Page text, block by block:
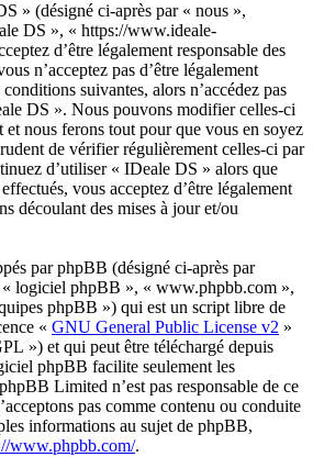
» (désigné ci-après par « nous »,
DS », « https://www.ideale-
d’être légalement responsable des
n’acceptez pas d’être légalement
suivantes, alors n’accédez pas
DS ». Nous pouvons modifier celles-ci
et nous ferons tout pour que vous en soyez
de vérifier régulièrement celles-ci par
d’utiliser « IDeale DS » alors que
vous acceptez d’être légalement
découlant des mises à jour et/ou
par phpBB (désigné ci-après par
logiciel phpBB », « www.phpbb.com »,
phpBB ») qui est un script libre de
« GNU General Public License v2 »
») et qui peut être téléchargé depuis
phpBB facilite seulement les
Limited n’est pas responsable de ce
pas comme contenu ou conduite
informations au sujet de phpBB,
www.phpbb.com/.